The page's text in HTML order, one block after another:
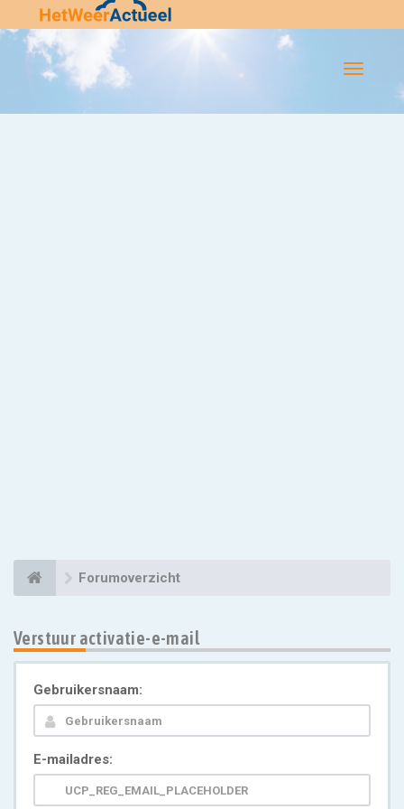
Flip-
Forumoverzicht
Verstuur activatie-e-mail
Gebruikersnaam:
E-mailadres: